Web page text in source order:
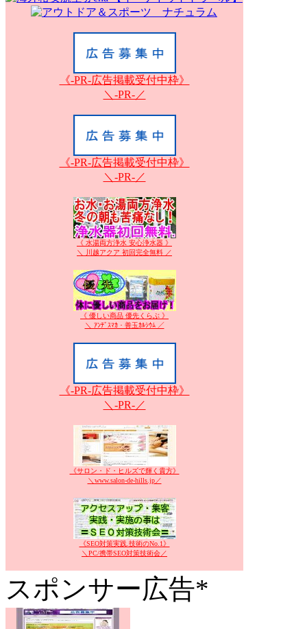
《-PR-広告掲載受付中枠》
＼-PR-／
《-PR-広告掲載受付中枠》
＼-PR-／
《 水湯両方浄水 安心浄水器 》
＼ 川越アクア 初回完全無料 ／
《 優しい商品 優先くらぶ 》
＼ ｱﾝﾃﾞｽﾏｶ・善玉ｶﾙｼｳﾑ ／
《-PR-広告掲載受付中枠》
＼-PR-／
《サロン・ド・ヒルズで輝く貴方》
＼www.salon-de-hills.jp／
《SEO対策実践.技術のNo.1》
＼PC/携帯SEO対策技術会／
スポンサー広告*